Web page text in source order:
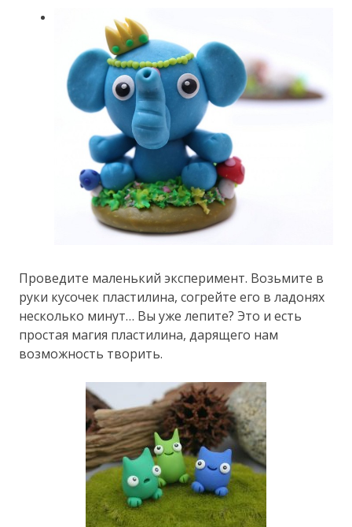
Проведите маленький эксперимент. Возьмите в
руки кусочек пластилина, согрейте его в ладонях
несколько минут… Вы уже лепите? Это и есть
простая магия пластилина, дарящего нам
возможность творить.